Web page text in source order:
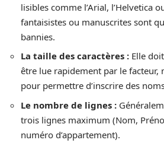
lisibles comme l’Arial, l’Helvetica
fantaisistes ou manuscrites sont
bannies.
La taille des caractères : Elle
être lue rapidement par le facteur,
pour permettre d’inscrire des
Le nombre de lignes :
trois lignes maximum (Nom,
numéro d’appartement).